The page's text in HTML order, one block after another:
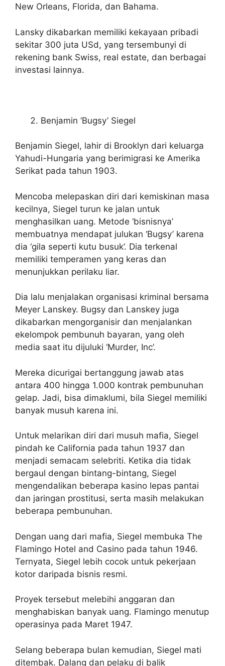
New Orleans, Florida, dan Bahama.
Lansky dikabarkan memiliki kekayaan pribadi
sekitar 300 juta USd, yang tersembunyi di
rekening bank Swiss, real estate, dan berbagai
investasi lainnya.
Benjamin ‘Bugsy’ Siegel
Benjamin Siegel, lahir di Brooklyn dari keluarga
Yahudi-Hungaria yang berimigrasi ke Amerika
Serikat pada tahun 1903.
Mencoba melepaskan diri dari kemiskinan masa
kecilnya, Siegel turun ke jalan untuk
menghasilkan uang. Metode ‘bisnisnya’
membuatnya mendapat julukan ‘Bugsy’ karena
dia ‘gila seperti kutu busuk’. Dia terkenal
memiliki temperamen yang keras dan
menunjukkan perilaku liar.
Dia lalu menjalakan organisasi kriminal bersama
Meyer Lanskey. Bugsy dan Lanskey juga
dikabarkan mengorganisir dan menjalankan
ekelompok pembunuh bayaran, yang oleh
media saat itu dijuluki ‘Murder, Inc’.
Mereka dicurigai bertanggung jawab atas
antara 400 hingga 1.000 kontrak pembunuhan
gelap. Jadi, bisa dimaklumi, bila Siegel memiliki
banyak musuh karena ini.
Untuk melarikan diri dari musuh mafia, Siegel
pindah ke California pada tahun 1937 dan
menjadi semacam selebriti. Ketika dia tidak
bergaul dengan bintang-bintang, Siegel
mengendalikan beberapa kasino lepas pantai
dan jaringan prostitusi, serta masih melakukan
beberapa pembunuhan.
Dengan uang dari mafia, Siegel membuka The
Flamingo Hotel and Casino pada tahun 1946.
Ternyata, Siegel lebih cocok untuk pekerjaan
kotor daripada bisnis resmi.
Proyek tersebut melebihi anggaran dan
menghabiskan banyak uang. Flamingo menutup
operasinya pada Maret 1947.
Selang beberapa bulan kemudian, Siegel mati
ditembak. Dalang dan pelaku di balik